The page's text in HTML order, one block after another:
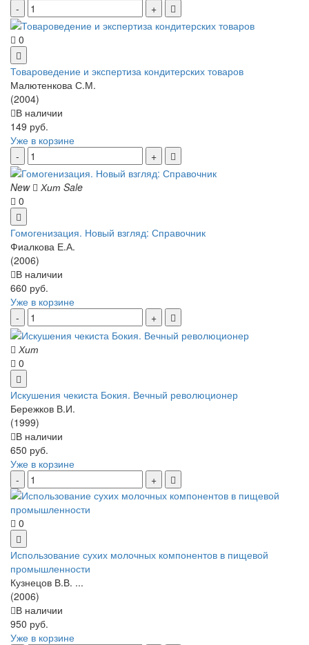
0
Товароведение и экспертиза кондитерских товаров
Малютенкова С.М.
(2004)
В наличии
149 руб.
Уже в корзине
New Хит Sale
0
Гомогенизация. Новый взгляд: Справочник
Фиалкова Е.А.
(2006)
В наличии
660 руб.
Уже в корзине
Хит
0
Искушения чекиста Бокия. Вечный революционер
Бережков В.И.
(1999)
В наличии
650 руб.
Уже в корзине
0
Использование сухих молочных компонентов в пищевой
промышленности
Кузнецов В.В. ...
(2006)
В наличии
950 руб.
Уже в корзине